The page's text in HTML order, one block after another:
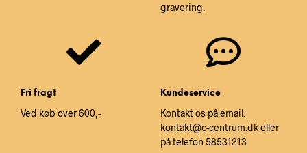
gravering.
Fri fragt
Ved køb over 600,-
Kundeservice
Kontakt os på email:
kontakt@c-centrum.dk eller
på telefon 58531213